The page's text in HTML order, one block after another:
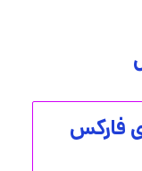
فارکس